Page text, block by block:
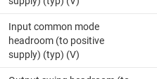
Input common mode
headroom (to positive
supply) (typ) (V)